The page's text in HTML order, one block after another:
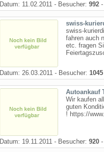
Datum: 11.02.2011 - Besucher: 992
swiss-
swiss-
fahren auch
etc. fragen
Datum: 26.03.2011 - Besucher: 1045
Autoankauf
Wir kaufen
guten
! https://
Datum: 19.11.2011 - Besucher: 920